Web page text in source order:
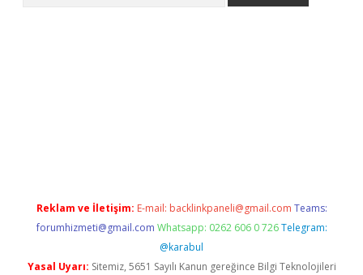
Reklam ve İletişim: E-mail: backlinkpaneli@gmail.com Teams:
forumhizmeti@gmail.com Whatsapp: 0262 606 0 726 Telegram:
@karabul
Yasal Uyarı: Sitemiz, 5651 Sayılı Kanun gereğince Bilgi Teknolojileri